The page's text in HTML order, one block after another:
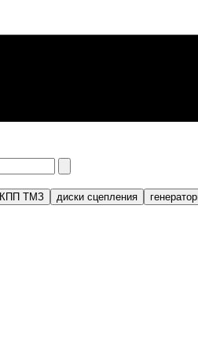
КПП ТМЗ диски сцепления